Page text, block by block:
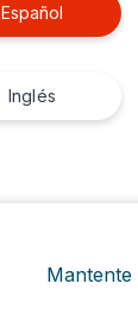
Inglés
Español